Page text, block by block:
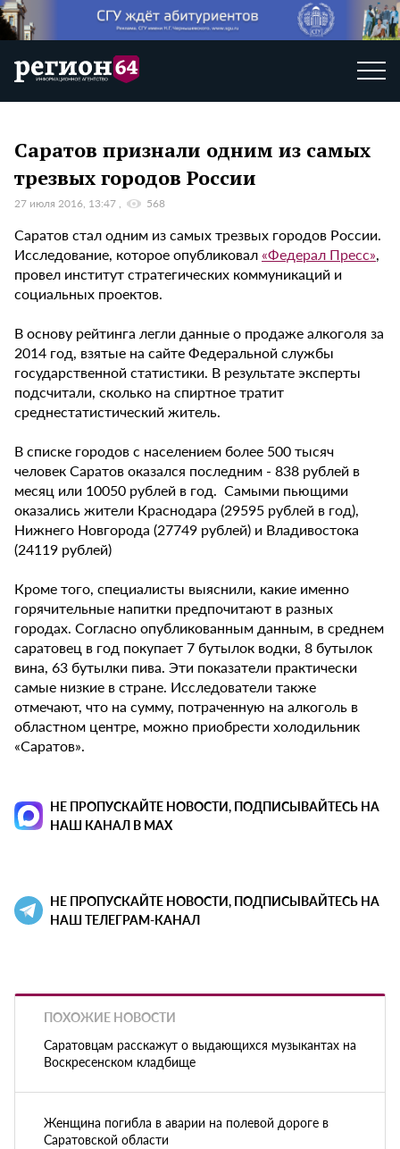
Саратов признали одним из самых
трезвых городов России
27 июля 2016, 13:47 568
Саратов стал одним из самых трезвых городов России.
Исследование, которое опубликовал «Федерал Пресс»,
провел институт стратегических коммуникаций и
социальных проектов.
В основу рейтинга легли данные о продаже алкоголя за
2014 год, взятые на сайте Федеральной службы
государственной статистики. В результате эксперты
подсчитали, сколько на спиртное тратит
среднестатистический житель.
В списке городов с населением более 500 тысяч
человек Саратов оказался последним - 838 рублей в
месяц или 10050 рублей в год. Самыми пьющими
оказались жители Краснодара (29595 рублей в год),
Нижнего Новгорода (27749 рублей) и Владивостока
(24119 рублей)
Кроме того, специалисты выяснили, какие именно
горячительные напитки предпочитают в разных
городах. Согласно опубликованным данным, в среднем
саратовец в год покупает 7 бутылок водки, 8 бутылок
вина, 63 бутылки пива. Эти показатели практически
самые низкие в стране. Исследователи также
отмечают, что на сумму, потраченную на алкоголь в
областном центре, можно приобрести холодильник
«Саратов».
НЕ ПРОПУСКАЙТЕ НОВОСТИ, ПОДПИСЫВАЙТЕСЬ НА
НАШ КАНАЛ В MAX
НЕ ПРОПУСКАЙТЕ НОВОСТИ, ПОДПИСЫВАЙТЕСЬ НА
НАШ ТЕЛЕГРАМ-КАНАЛ
ПОХОЖИЕ НОВОСТИ
Саратовцам расскажут о выдающихся музыкантах на
Воскресенском кладбище
Женщина погибла в аварии на полевой дороге в
Саратовской области